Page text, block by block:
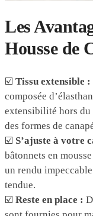
Les
Housse de
☑️ Tissu extensible :
composée
extensibilité hors du
des formes de
☑️ S’ajuste à votre
bâtonnets en
un rendu
tendue.
☑️ Reste en place :